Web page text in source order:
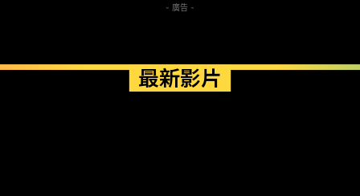
- 廣告 -
最新影片